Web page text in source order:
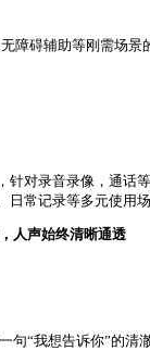
障碍辅助等刚需场
对录音录像，通话
常记录等多元使用场
人声始终清晰通透
句“我想告诉你”的清